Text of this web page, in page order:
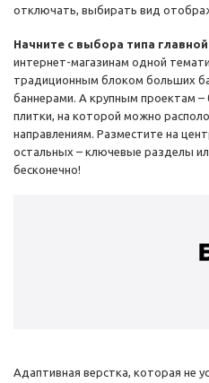
отключать, выбирать вид
Начните с выбора типа
интернет-магазинам одной
традиционным блоком больших
баннерами. А крупным проектам –
плитки, на которой можно
направлениям. Разместите на
остальных – ключевые разделы
бесконечно!
Адаптивная верстка, которая не